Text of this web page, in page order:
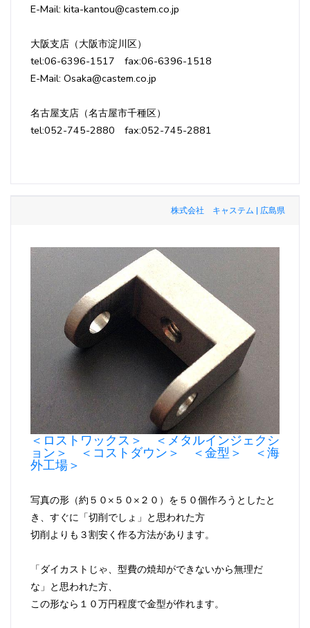
E-Mail: kita-kantou@castem.co.jp
大阪支店（大阪市淀川区）
tel:06-6396-1517 fax:06-6396-1518
E-Mail: Osaka@castem.co.jp
名古屋支店（名古屋市千種区）
tel:052-745-2880 fax:052-745-2881
株式会社 キャステム | 広島県
＜ロストワックス＞ ＜メタルインジェクシ
ョン＞ ＜コストダウン＞ ＜金型＞ ＜海
外工場＞
写真の形（約５０×５０×２０）を５０個作ろうとしたと
き、すぐに「切削でしょ」と思われた方
切削よりも３割安く作る方法があります。
「ダイカストじゃ、型費の焼却ができないから無理だ
な」と思われた方、
この形なら１０万円程度で金型が作れます。